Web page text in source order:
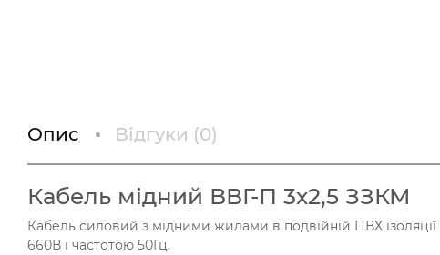
Опис Відгуки (0)
Кабель мідний ВВГ-П 3х2,5 ЗЗКМ
Кабель силовий з мідними жилами в подвійній ПВХ ізоляції
660В і частотою 50Гц.